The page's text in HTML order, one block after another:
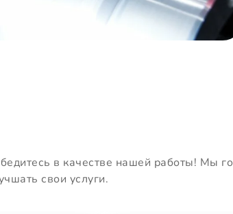
в качестве нашей работы! Мы
свои услуги.